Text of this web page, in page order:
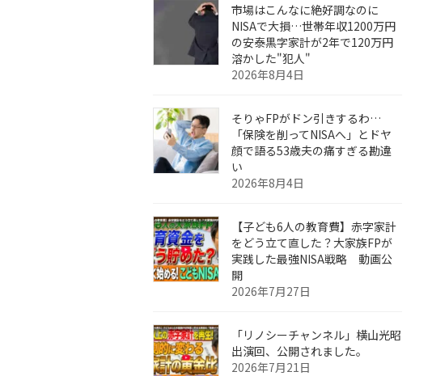
市場はこんなに絶好調なのに
NISAで大損…世帯年収1200万円
の安泰黒字家計が2年で120万円
溶かした"犯人"
2026年8月4日
そりゃFPがドン引きするわ…
「保険を削ってNISAへ」とドヤ
顔で語る53歳夫の痛すぎる勘違
い
2026年8月4日
【子ども6人の教育費】赤字家計
をどう立て直した？大家族FPが
実践した最強NISA戦略 動画公
開
2026年7月27日
「リノシーチャンネル」横山光昭
出演回、公開されました。
2026年7月21日